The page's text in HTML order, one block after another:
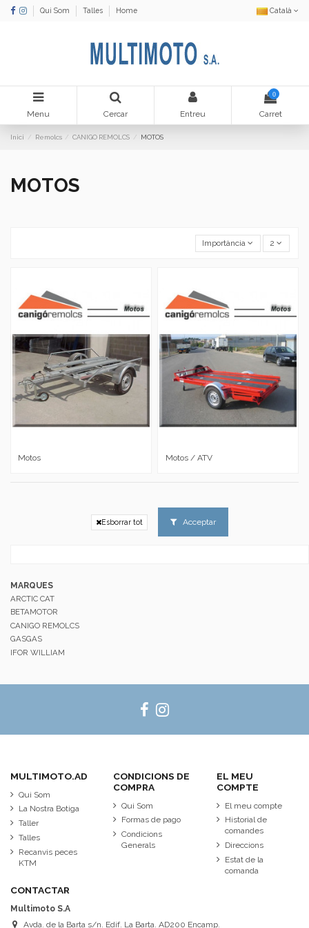
Qui Som Talles Home Català
Menu Cercar Entreu
0
Carret
Inici Remolcs CANIGO REMOLCS MOTOS
MOTOS
Importància 2
Motos Motos / ATV
Esborrar tot Acceptar
MARQUES
ARCTIC CAT
BETAMOTOR
CANIGO REMOLCS
GASGAS
IFOR WILLIAM
MULTIMOTO.AD
Qui Som
La Nostra Botiga
Taller
Talles
Recanvis peces
KTM
CONDICIONS DE
COMPRA
Qui Som
Formas de pago
Condicions
Generals
EL MEU
COMPTE
El meu compte
Historial de
comandes
Direccions
Estat de la
comanda
CONTACTAR
Multimoto S.A
Avda. de la Barta s/n. Edif. La Barta. AD200 Encamp.